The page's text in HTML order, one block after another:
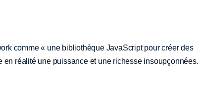
comme « une bibliothèque JavaScript pour créer des
réalité une puissance et une richesse insoupçonnées.